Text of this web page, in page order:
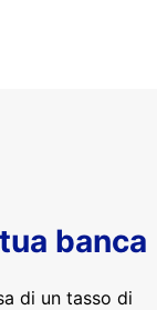
banca
di un tasso di